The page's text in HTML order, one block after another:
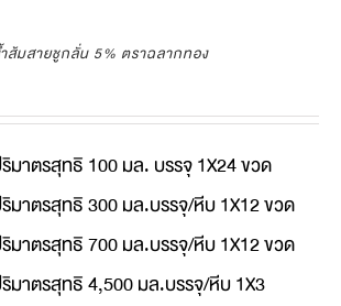
ส้มสายชูกลั่น 5% ตราฉลากทอง
มาตรสุทธิ 100 มล. บรรจุ 1X24 ขวด
มาตรสุทธิ 300 มล.บรรจุ/หีบ 1X12 ขวด
มาตรสุทธิ 700 มล.บรรจุ/หีบ 1X12 ขวด
มาตรสุทธิ 4,500 มล.บรรจุ/หีบ 1X3